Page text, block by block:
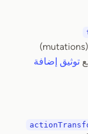
لإزالة الطفرات (mutations)
توثيق إضافة